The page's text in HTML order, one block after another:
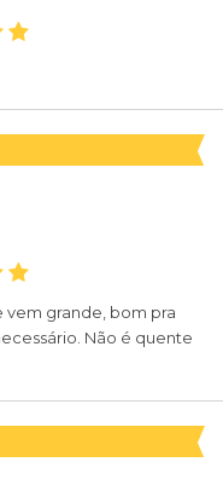
grande, bom pra
Não é quente